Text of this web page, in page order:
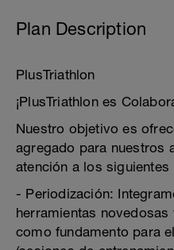
Plan Description
PlusTriathlon
¡PlusTriathlon es
Nuestro objetivo es
agregado para nuestros
atención a los siguientes
- Periodización:
herramientas
como fundamento para